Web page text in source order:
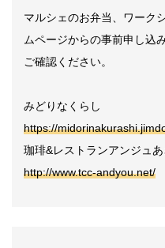
マルシェのお弁当、ワーク
ムページからの事前申し込
ご確認ください。
みどりなくらし
https://
珈琲&レストランアンジュ
http://www.tcc-andyou.net/